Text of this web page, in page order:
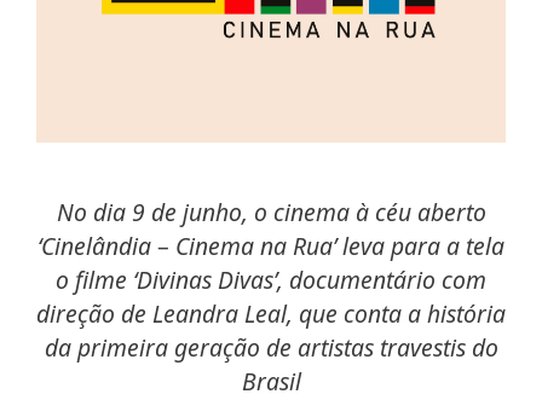
No dia 9 de junho, o cinema à céu aberto
‘Cinelândia– Cinema na Rua’ leva para a tela
o filme ‘Divinas Divas’, documentário com
direção de Leandra Leal, que conta a história
da primeira geração de artistas travestis do
Brasil